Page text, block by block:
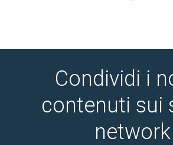
Condividi i
contenuti sui
network